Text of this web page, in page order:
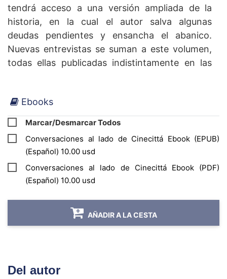
tendrá acceso a una versión ampliada de la
historia, en la cual el autor salva algunas
deudas pendientes y ensancha el abanico.
Nuevas entrevistas se suman a este volumen,
todas ellas publicadas indistintamente en las
los procesos creativos del cine producido por
el ICAIC en sesenta años. Artilugios técnicos,
aciertos, hasta las vibraciones amargas del
maridaje entre el cine y la política, se compilan
aquí.
Ebooks
Marcar/Desmarcar Todos
Conversaciones al lado de Cinecittá Ebook (EPUB)
(Español) 10.00 usd
Conversaciones al lado de Cinecittá Ebook (PDF)
(Español) 10.00 usd
AÑADIR A LA CESTA
Del autor